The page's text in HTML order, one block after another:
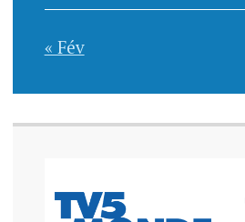
« Fév